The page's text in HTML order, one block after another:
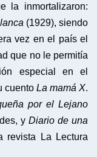
la inmortalizaron:
(1929), siendo
vez en el país el
que no le permitía
especial en el
cuento La mamá X.
por el Lejano
y Diario de una
revista La Lectura